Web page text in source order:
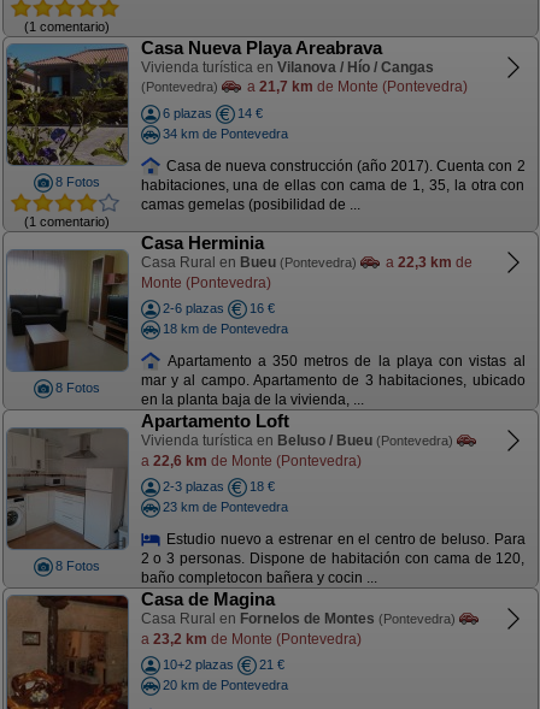
(1 comentario)
8 Fotos
(1 comentario)
Casa Nueva Playa Areabrava
Vivienda turística en Vilanova / Hío / Cangas
(Pontevedra) a 21,7 km de Monte (Pontevedra)
6 plazas
14 €
34 km de Pontevedra
Casa de nueva construcción (año 2017). Cuenta con 2
habitaciones, una de ellas con cama de 1, 35, la otra con
camas gemelas (posibilidad de ...
8 Fotos
Casa Herminia
Casa Rural en Bueu (Pontevedra) a 22,3 km de
Monte (Pontevedra)
2-6 plazas
16 €
18 km de Pontevedra
Apartamento a 350 metros de la playa con vistas al
mar y al campo. Apartamento de 3 habitaciones, ubicado
en la planta baja de la vivienda, ...
8 Fotos
Apartamento Loft
Vivienda turística en Beluso / Bueu (Pontevedra)
a 22,6 km de Monte (Pontevedra)
2-3 plazas
18 €
23 km de Pontevedra
Estudio nuevo a estrenar en el centro de beluso. Para
2 o 3 personas. Dispone de habitación con cama de 120,
baño completocon bañera y cocin ...
Casa de Magina
Casa Rural en Fornelos de Montes (Pontevedra)
a 23,2 km de Monte (Pontevedra)
10+2 plazas
21 €
20 km de Pontevedra